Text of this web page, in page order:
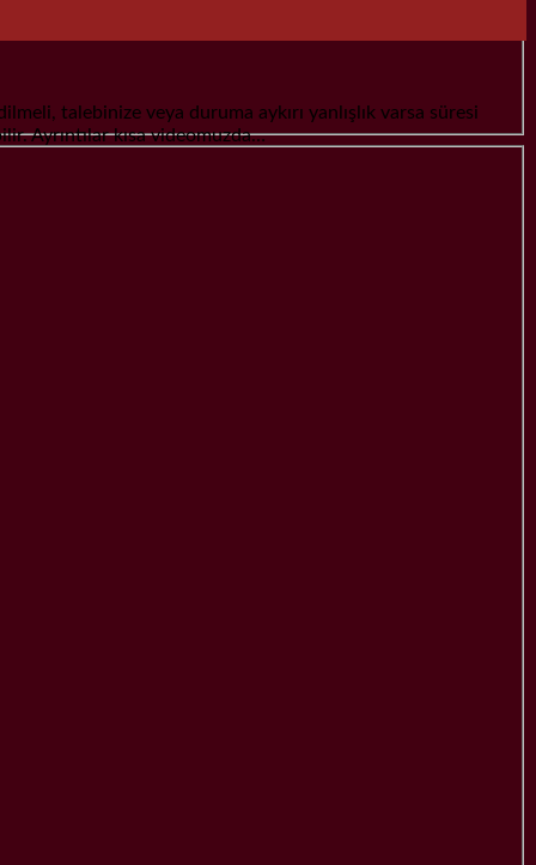
talebinize veya duruma aykırı yanlışlık varsa süresi
Ayrıntılar kısa videomuzda…